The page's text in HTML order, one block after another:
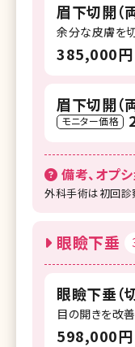
眉下切開（
余分な皮膚を
385,000円
眉下切開（
モニター価格
備考、オプシ
外科手術は初回
眼瞼下垂
眼瞼下垂（
目の開きを改善
598,000円